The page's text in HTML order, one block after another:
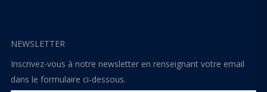
NEWSLETTER
Inscrivez-vous à notre newsletter en renseignant votre email
dans le formulaire ci-dessous.